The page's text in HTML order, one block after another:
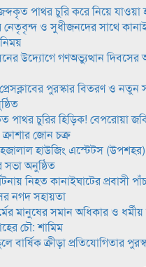
পাথর চুরি করে নিয়ে যাওয়া
ও সুধীজনদের সাথে
উদ্যোগে গণঅভ্যুত্থান
পুরস্কার বিতরণ ও নতুন
পাথর চুরির হিড়িক! বেপরোয়া
জোন চক্র
হাউজিং এস্টেটস (উপশহর)
সভা অনুষ্ঠিত
নিহত কানাইঘাটের প্রবাসী
নগদ সহায়তা
মানুষের সমান অধিকার ও
চৌ: শামিম
বার্ষিক ক্রীড়া প্রতিযোগিতার